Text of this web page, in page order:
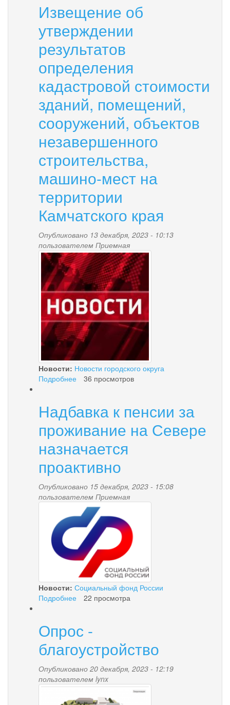
использовавшие
материнский
капитал,
получат
индексацию
7,5%
в
2024
году
Извещение об
утверждении
результатов
определения
кадастровой стоимости
зданий, помещений,
сооружений, объектов
незавершенного
строительства,
машино-мест на
территории
Камчатского края
Опубликовано 13 декабря, 2023 - 10:13
пользователем Приемная
news-
palana.jpg
Новости: Новости городского округа
Подробнее
утверждении
результатов
определения
стоимости
помещений,
объектов
незавершенного
строительства,
машино-
мест
на
территории
Камчатского
края
36 просмотров
Надбавка к пенсии за
проживание на Севере
назначается
проактивно
Опубликовано 15 декабря, 2023 - 15:08
пользователем Приемная
1.png
Новости: Социальный фонд России
Подробнее
пенсии
за
проживание
на
Севере
назначается
проактивно
22 просмотра
Опрос -
благоустройство
Опубликовано 20 декабря, 2023 - 12:19
пользователем lynx